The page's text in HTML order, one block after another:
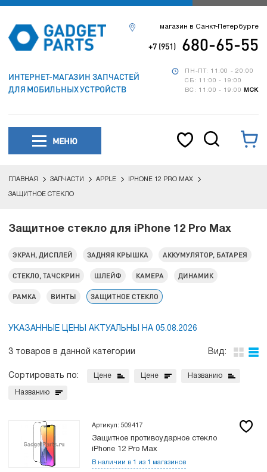
ИНТЕРНЕТ-МАГАЗИН ЗАПЧАСТЕЙ
ДЛЯ МОБИЛЬНЫХ УСТРОЙСТВ
ПН-ПТ: 11:00 - 20:00
СБ: 11:00 - 19:00
ВС: 11:00 - 19:00
МСК
магазин в Санкт-Петербурге
+7 (951) 680-65-55
МЕНЮ
ГЛАВНАЯ ЗАПЧАСТИ APPLE IPHONE 12 PRO MAX
ЗАЩИТНОЕ СТЕКЛО
Защитное стекло для iPhone 12 Pro Max
ЭКРАН, ДИСПЛЕЙ ЗАДНЯЯ КРЫШКА АККУМУЛЯТОР, БАТАРЕЯ
СТЕКЛО, ТАЧСКРИН ШЛЕЙФ КАМЕРА ДИНАМИК
РАМКА ВИНТЫ ЗАЩИТНОЕ СТЕКЛО
УКАЗАННЫЕ ЦЕНЫ АКТУАЛЬНЫ НА 05.08.2026
3 товаров в данной категории Вид:
Сортировать по: Цене Цене Названию
Названию
Артикул: 509417
Защитное противоударное стекло
iPhone 12 Pro Max
В наличии в 1 из 1 магазинов